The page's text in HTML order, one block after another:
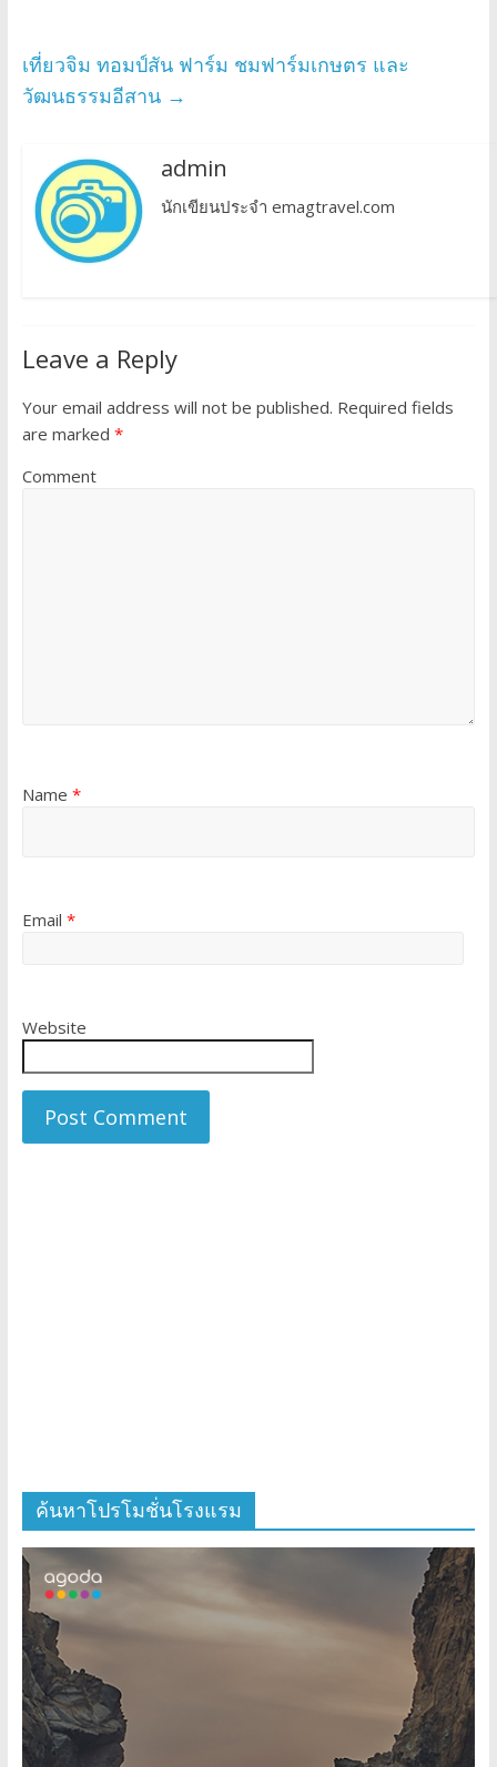
เที่ยวจิม ทอมป์สัน ฟาร์ม ชมฟาร์มเกษตร และ
วัฒนธรรมอีสาน →
admin
นักเขียนประจำ emagtravel.com
Leave a Reply
Your email address will not be published. Required fields
are marked *
Comment
Name *
Email *
Website
ค้นหาโปรโมชั่นโรงแรม